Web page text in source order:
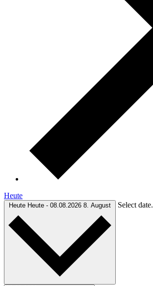
Heute
Heute Heute - 08.08.2026 8. August Select date.